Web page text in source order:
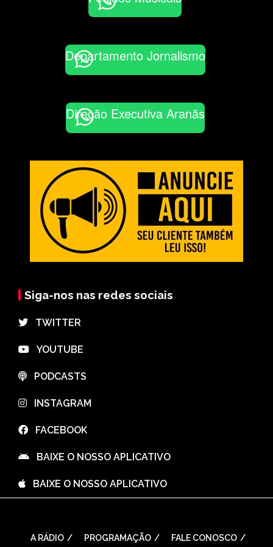
Departamento Jornalismo
Direção Executiva Aranãs
Siga-nos nas redes sociais
⠀TWITTER
⠀YOUTUBE
⠀PODCASTS
⠀INSTAGRAM
⠀FACEBOOK
⠀BAIXE O NOSSO APLICATIVO
⠀BAIXE O NOSSO APLICATIVO
A RÁDIO PROGRAMAÇÃO FALE CONOSCO